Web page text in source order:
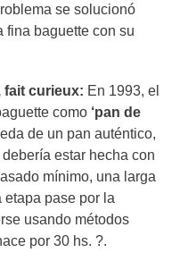
se solucionó
fina baguette con su
fait curieux: En 1993, el
como ‘pan de
de un pan auténtico,
estar hecha con
mínimo, una larga
pase por la
usando métodos
por 30 hs. ?.